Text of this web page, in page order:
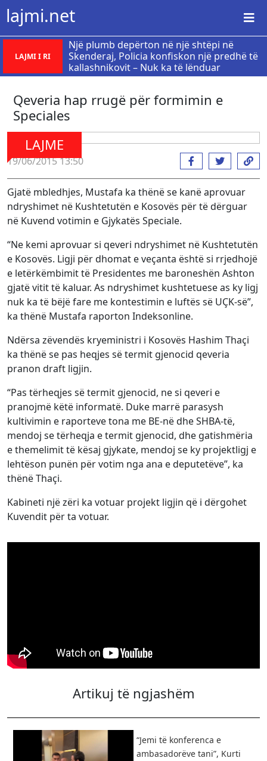
lajmi.net
LAJMI I RI
Një plumb depërton në një shtëpi në
Skenderaj, Policia konfiskon një predhë të
kallashnikovit – Nuk ka të lënduar
Qeveria hap rrugë për formimin e
Speciales
LAJME
19/06/2015 13:50
Gjatë mbledhjes, Mustafa ka thënë se kanë aprovuar
ndryshimet në Kushtetutën e Kosovës për të dërguar
në Kuvend votimin e Gjykatës Speciale.
“Ne kemi aprovuar si qeveri ndryshimet në Kushtetutën
e Kosovës. Ligji për dhomat e veçanta është si rrjedhojë
e letërkëmbimit të Presidentes me baroneshën Ashton
gjatë vitit të kaluar. As ndryshimet kushtetuese as ky ligj
nuk ka të bëjë fare me kontestimin e luftës së UÇK-së”,
ka thënë Mustafa raporton Indeksonline.
Ndërsa zëvendës kryeministri i Kosovës Hashim Thaçi
ka thënë se pas heqjes së termit gjenocid qeveria
pranon draft ligjin.
“Pas tërheqjes së termit gjenocid, ne si qeveri e
pranojmë këtë informatë. Duke marrë parasysh
kultivimin e raporteve tona me BE-në dhe SHBA-të,
mendoj se tërheqja e termit gjenocid, dhe gatishmëria
e themelimit të kësaj gjykate, mendoj se ky projektligj e
lehtëson punën për votim nga ana e deputetëve”, ka
thënë Thaçi.
Kabineti një zëri ka votuar projekt ligjin që i dërgohet
Kuvendit për ta votuar.
Artikuj të ngjashëm
“Jemi të konferenca e
ambasadorëve tani”, Kurti